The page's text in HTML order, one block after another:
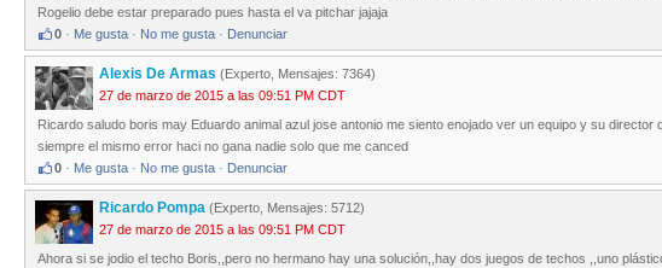
Rogelio debe estar preparado pues hasta el va pitchar jajaja
0 · Me gusta · No me gusta · Denunciar
Alexis De Armas (Experto, Mensajes: 7364)
27 de marzo de 2015 a las 09:51 PM CDT
Ricardo saludo boris may Eduardo animal azul jose antonio me siento enojado ver un equipo y su director
siempre el mismo error haci no gana nadie solo que me canced
0 · Me gusta · No me gusta · Denunciar
Ricardo Pompa (Experto, Mensajes: 5712)
27 de marzo de 2015 a las 09:51 PM CDT
Ahora si se jodio el techo Boris,,pero no hermano hay una solución,,hay dos juegos de techos ,,uno